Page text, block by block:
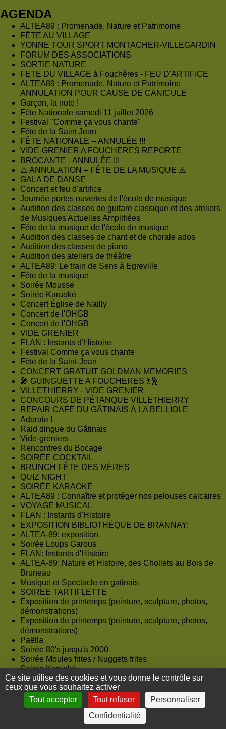
Ce site utilise des cookies et vous donne le contrôle sur
ceux que vous souhaitez activer
Tout accepter
Tout refuser
Personnaliser
Confidentialité
AGENDA
ALTEA89 : Promenade, Nature et Patrimoine
FÊTE AU VILLAGE
YONNE TOUR SPORT MONTACHER-VILLEGARDIN
FORUM DES ASSOCIATIONS
SORTIE NATURE
FETE DU VILLAGE à Fouchères - FEU D'ARTIFICE
ALTEA89 : Promenade, Nature et Patrimoine
ANNULATION POUR CAUSE DE CANICULE
Garçon, la note !
Fête Nationale samedi 11 juillet 2026
Festival "Comme ça vous chante"
Fête de la Saint Jean
FÊTE NATIONALE -- ANNULÉE !!!
VIDE-GRENIER A FOUCHERES REPORTE
BROCANTE - ANNULÉE !!!
⚠️ ANNULATION – FÊTE DE LA MUSIQUE ⚠️
GALA DE DANSE
Concert et feu d'artifice
Journée portes ouvertes de l'école de musique
Audition des classes de guitare classique et des ateliers
de Musiques Actuelles Amplifiées
Fête de la musique de l'école de musique
Audition des classes de chant et de chorale ados
Audition des classes de piano
Audition des ateliers de théâtre
ALTEA89: Le train de Sens à Egreville
Fête de la musique
Soirée Mousse
Soirée Karaoké
Concert Église de Nailly
Concert de l'OHGB
Concert de l'OHGB
VIDE GRENIER
FLAN : Instants d’Histoire
Festival Comme ça vous chante
Fête de la Saint-Jean
CONCERT GRATUIT GOLDMAN MEMORIES
🎤 GUINGUETTE A FOUCHERES 💃🕺
VILLETHIERRY - VIDE GRENIER
CONCOURS DE PÉTANQUE VILLETHIERRY
REPAIR CAFÉ DU GÂTINAIS À LA BELLIOLE
Adorate !
Raid dingue du Gâtinais
Vide-greniers
Rencontres du Bocage
SOIRÉE COCKTAIL
BRUNCH FÊTE DES MÈRES
QUIZ NIGHT
SOIRÉE KARAOKÉ
ALTEA89 : Connaître et protéger nos pelouses calcaires
VOYAGE MUSICAL
FLAN : Instants d'Histoire
EXPOSITION BIBLIOTHÈQUE DE BRANNAY:
ALTEA-89: exposition
Soirée Loups Garous
FLAN: Instants d'Histoire
ALTEA-89: Nature et Histoire, des Chollets au Bois de
Bruneau
Musique et Spectacle en gatinais
SOIREE TARTIFLETTE
Exposition de printemps (peinture, sculpture, photos,
démonstrations)
Exposition de printemps (peinture, sculpture, photos,
démonstrations)
Paëlla
Soirée 80's jusqu'à 2000
Soirée Moules frites / Nuggets frites
Soirée Karaoké
Pièce de théâtre
ALTEA-89: " CHEMINS VERS... CHEMINS VERTS"
EXPOSITION À LA BIBLIOTHÈQUE DE BRANNAY
REPAIR CAFÉ À DOMATS
Nailly en scène: comédie "Et Dieu créa LES FANS "
FÊTE COMMUNALE DE CHÉROY